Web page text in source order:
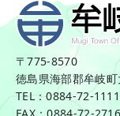
〒775-8570
徳島県海部郡牟岐
TEL：0884-72-1111